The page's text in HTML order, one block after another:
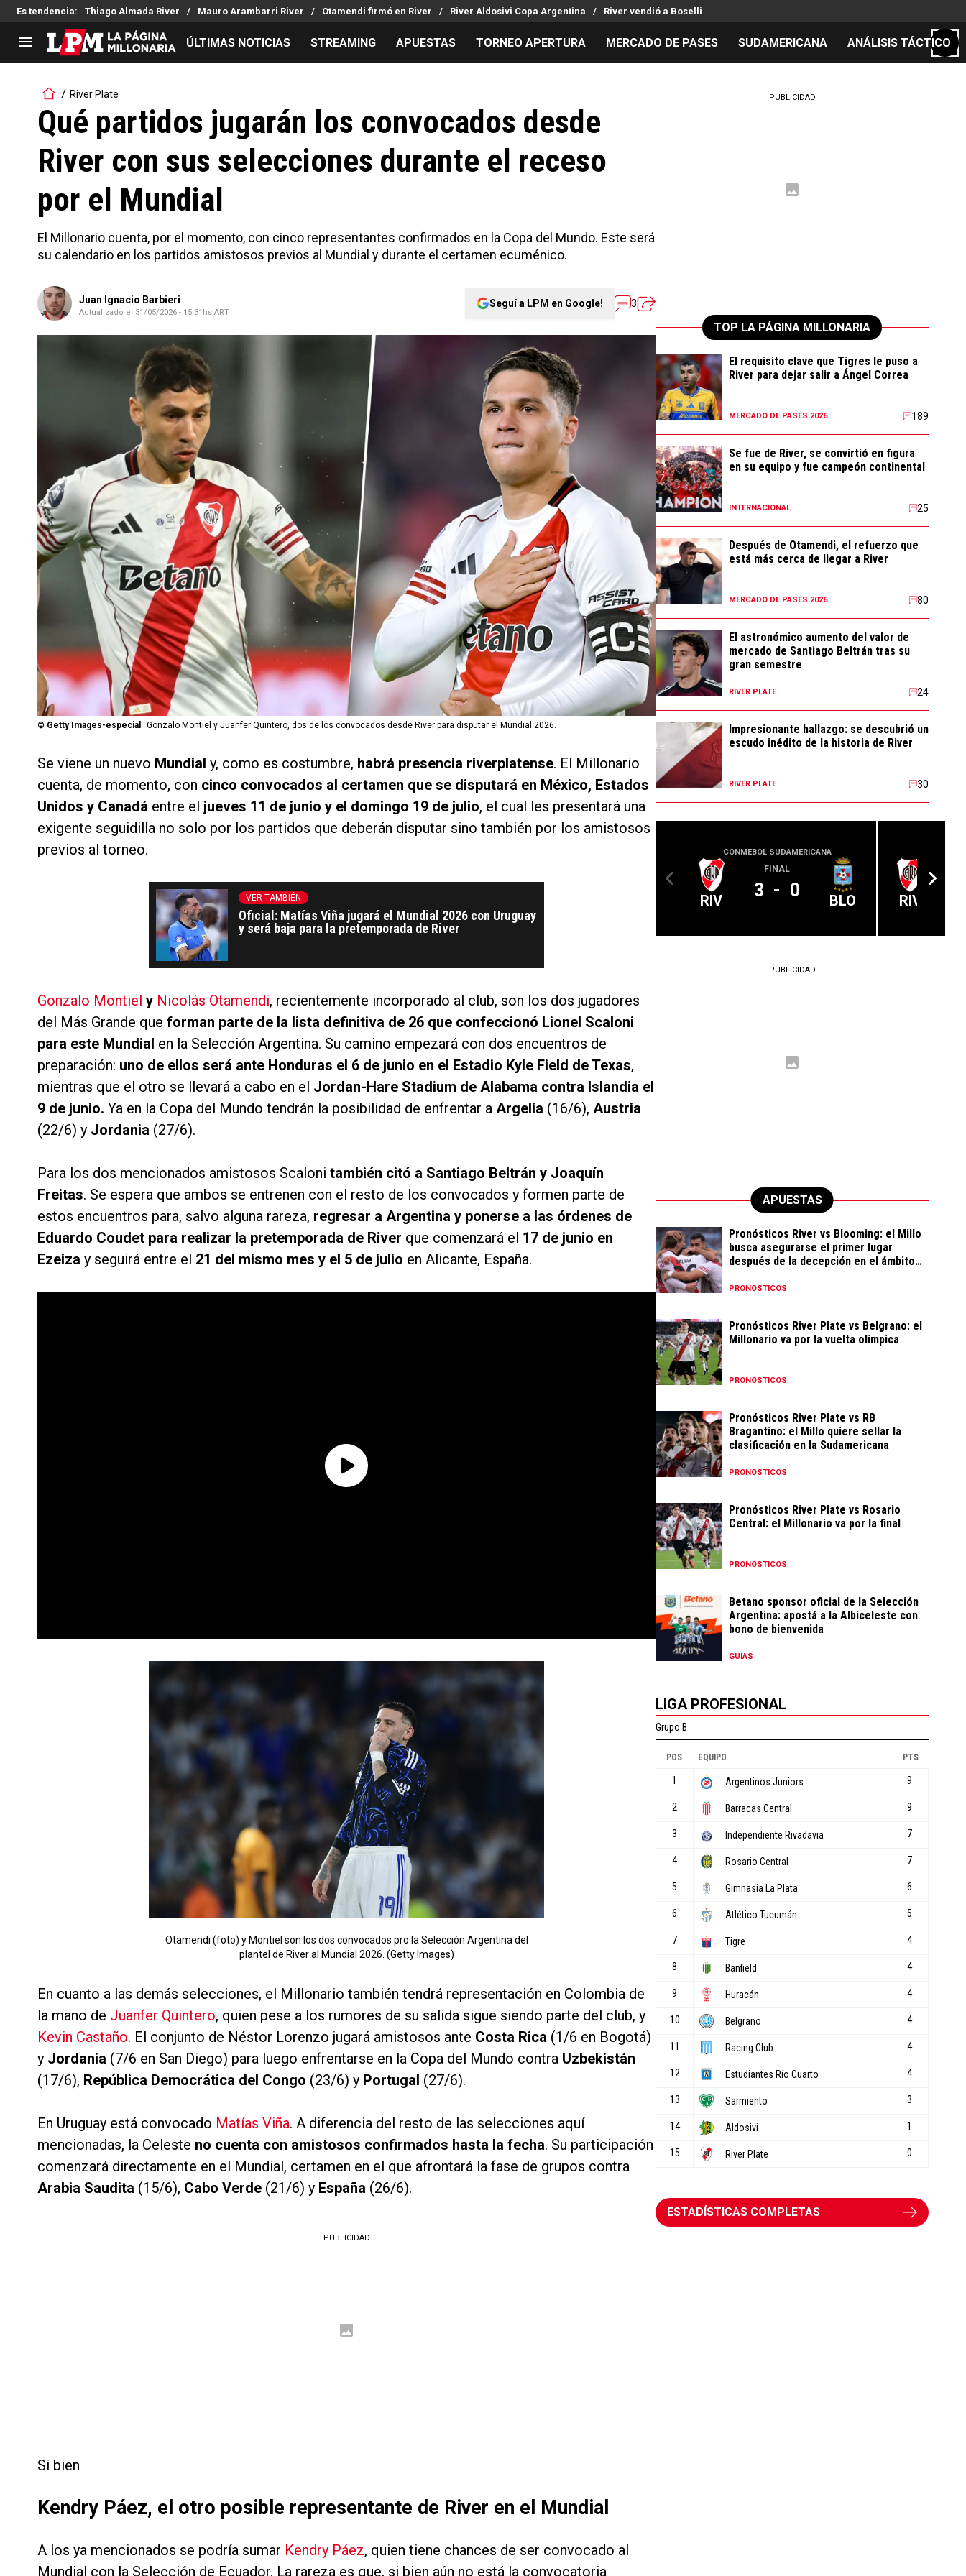
Es tendencia: Thiago Almada River Mauro Arambarri River Otamendi firmó en River River Aldosivi Copa Argentina River vendió a Boselli
LIGA PROFESIONAL
Noticias
Tabla de posiciones
Fixture
Reserva
Copa Sudamericana
Copa Argentina
Selección Argentina
Mercado de Pases
Análisis tácticos
Juanfer Quintero
Chacho Coudet
Streaming
Entradas
Hinchas
Los goles de River
Guías
Pronósticos
ÚLTIMAS NOTICIAS STREAMING APUESTAS TORNEO APERTURA MERCADO DE PASES SUDAMERICANA ANÁLISIS TÁCTICO
River Plate
Qué partidos jugarán los convocados desde
River con sus selecciones durante el receso
por el Mundial
El Millonario cuenta, por el momento, con cinco representantes confirmados en la Copa del Mundo. Este será
su calendario en los partidos amistosos previos al Mundial y durante el certamen ecuménico.
Juan Ignacio Barbieri
Actualizado el 31/05/2026 - 15:31hs ART
Seguí a LPM en Google! 3
© Getty Images-especial Gonzalo Montiel y Juanfer Quintero, dos de los convocados desde River para disputar el Mundial 2026.
Se viene un nuevo Mundial y, como es costumbre, habrá presencia riverplatense. El Millonario
cuenta, de momento, con cinco convocados al certamen que se disputará en México, Estados
Unidos y Canadá entre el jueves 11 de junio y el domingo 19 de julio, el cual les presentará una
exigente seguidilla no solo por los partidos que deberán disputar sino también por los amistosos
previos al torneo.
VER TAMBIÉN
Oficial: Matías Viña jugará el Mundial 2026 con Uruguay
y será baja para la pretemporada de River
Gonzalo Montiel y Nicolás Otamendi, recientemente incorporado al club, son los dos jugadores
del Más Grande que forman parte de la lista definitiva de 26 que confeccionó Lionel Scaloni
para este Mundial en la Selección Argentina. Su camino empezará con dos encuentros de
preparación: uno de ellos será ante Honduras el 6 de junio en el Estadio Kyle Field de Texas,
mientras que el otro se llevará a cabo en el Jordan-Hare Stadium de Alabama contra Islandia el
9 de junio. Ya en la Copa del Mundo tendrán la posibilidad de enfrentar a Argelia (16/6), Austria
(22/6) y Jordania (27/6).
Para los dos mencionados amistosos Scaloni también citó a Santiago Beltrán y Joaquín
Freitas. Se espera que ambos se entrenen con el resto de los convocados y formen parte de
estos encuentros para, salvo alguna rareza, regresar a Argentina y ponerse a las órdenes de
Eduardo Coudet para realizar la pretemporada de River que comenzará el 17 de junio en
Ezeiza y seguirá entre el 21 del mismo mes y el 5 de julio en Alicante, España.
Otamendi (foto) y Montiel son los dos convocados pro la Selección Argentina del
plantel de River al Mundial 2026. (Getty Images)
En cuanto a las demás selecciones, el Millonario también tendrá representación en Colombia de
la mano de Juanfer Quintero, quien pese a los rumores de su salida sigue siendo parte del club, y
Kevin Castaño. El conjunto de Néstor Lorenzo jugará amistosos ante Costa Rica (1/6 en Bogotá)
y Jordania (7/6 en San Diego) para luego enfrentarse en la Copa del Mundo contra Uzbekistán
(17/6), República Democrática del Congo (23/6) y Portugal (27/6).
En Uruguay está convocado Matías Viña. A diferencia del resto de las selecciones aquí
mencionadas, la Celeste no cuenta con amistosos confirmados hasta la fecha. Su participación
comenzará directamente en el Mundial, certamen en el que afrontará la fase de grupos contra
Arabia Saudita (15/6), Cabo Verde (21/6) y España (26/6).
PUBLICIDAD
Si bien
Kendry Páez, el otro posible representante de River en el Mundial
A los ya mencionados se podría sumar Kendry Páez, quien tiene chances de ser convocado al
Mundial con la Selección de Ecuador. La rareza es que, si bien aún no está la convocatoria
PUBLICIDAD
TOP LA PÁGINA MILLONARIA
El requisito clave que Tigres le puso a
River para dejar salir a Ángel Correa
MERCADO DE PASES 2026 189
Se fue de River, se convirtió en figura
en su equipo y fue campeón continental
INTERNACIONAL 25
Después de Otamendi, el refuerzo que
está más cerca de llegar a River
MERCADO DE PASES 2026 80
El astronómico aumento del valor de
mercado de Santiago Beltrán tras su
gran semestre
RIVER PLATE 24
Impresionante hallazgo: se descubrió un
escudo inédito de la historia de River
RIVER PLATE 30
CONMEBOL SUDAMERICANA
RIV
FINAL
3 - 0 BLO RIV
PUBLICIDAD
APUESTAS
Pronósticos River vs Blooming: el Millo
busca asegurarse el primer lugar
después de la decepción en el ámbito
PRONÓSTICOS
Pronósticos River Plate vs Belgrano: el
Millonario va por la vuelta olímpica
PRONÓSTICOS
Pronósticos River Plate vs RB
Bragantino: el Millo quiere sellar la
clasificación en la Sudamericana
PRONÓSTICOS
Pronósticos River Plate vs Rosario
Central: el Millonario va por la final
PRONÓSTICOS
Betano sponsor oficial de la Selección
Argentina: apostá a la Albiceleste con
bono de bienvenida
GUÍAS
LIGA PROFESIONAL
ESTADÍSTICAS COMPLETAS